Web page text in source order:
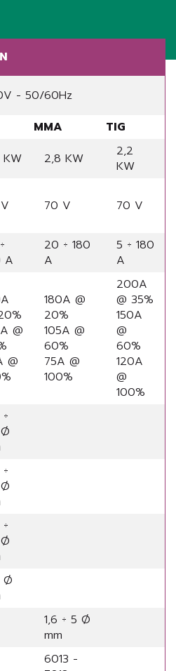
- 50/60Hz
MMA
TIG
2,8 KW
2,2
KW
70 V 70 V
A
20 ÷ 180
A
5 ÷ 180
A
@
@
180A @
20%
105A @
60%
75A @
100%
200A
@ 35%
150A
@
60%
120A
@
100%
Ø
1,6 ÷ 5 Ø
mm
6013 -